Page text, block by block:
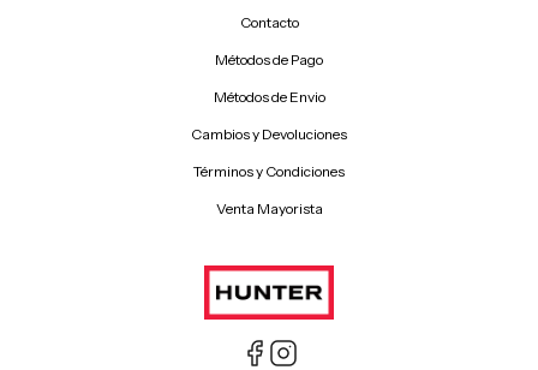
Contacto
Métodos de Pago
Métodos de Envio
Cambios y Devoluciones
Términos y Condiciones
Venta Mayorista